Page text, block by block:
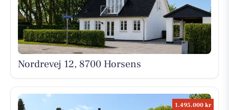
Nordrevej 12, 8700 Horsens
1.495.000 kr